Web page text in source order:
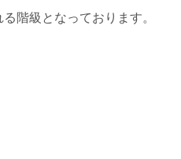
階級となっております。